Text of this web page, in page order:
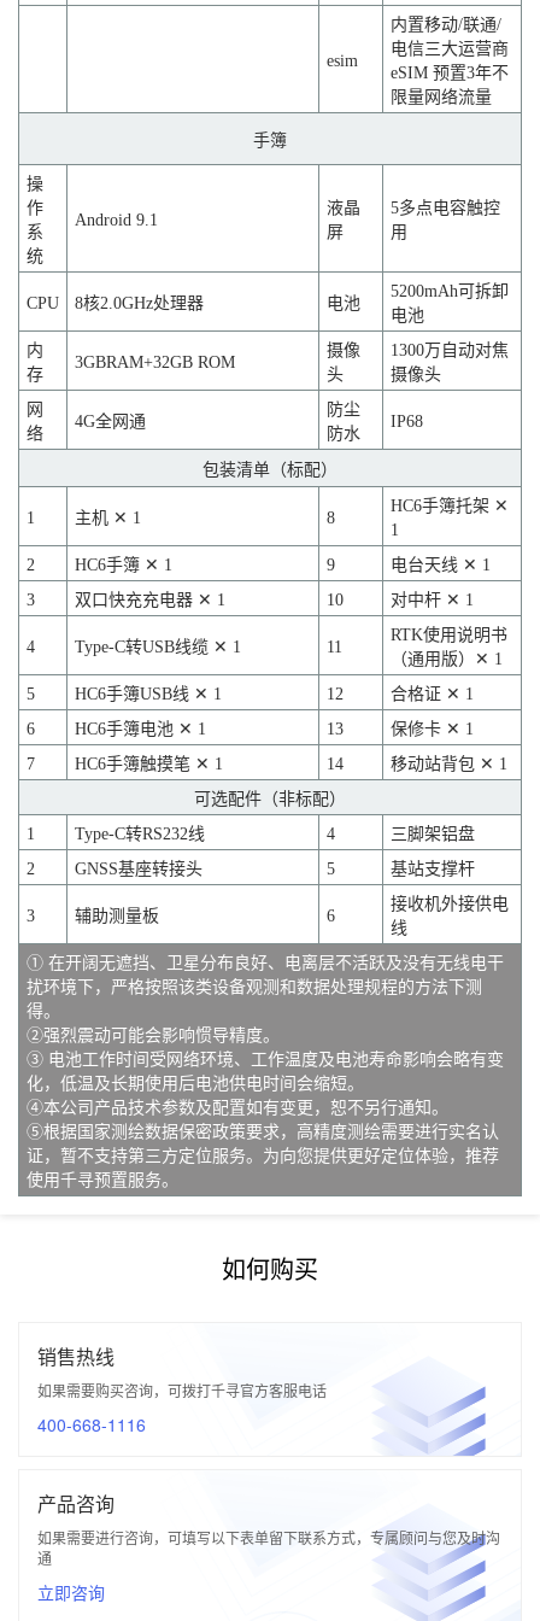
esim
内置移动/联通/
电信三大运营商
eSIM 预置3年不
限量网络流量
手簿
操
作
系
统
Android 9.1
液晶
屏
5多点电容触控
用
CPU 8核2.0GHz处理器 电池
5200mAh可拆卸
电池
内
存
3GBRAM+32GB ROM
摄像
头
1300万自动对焦
摄像头
网
络
4G全网通
防尘
防水
IP68
包装清单（标配）
1 主机 ✕ 1 8
HC6手簿托架 ✕
1
2
HC6手簿 ✕ 1 9
电台天线 ✕ 1
3
双口快充充电器 ✕ 1 10 对中杆 ✕ 1
4 Type-C转USB线缆 ✕ 1 11
RTK使用说明书
（通用版）✕ 1
5
HC6手簿USB线 ✕ 1 12
合格证 ✕ 1
6
HC6手簿电池 ✕ 1 13
保修卡 ✕ 1
7
HC6手簿触摸笔 ✕ 1 14
移动站背包 ✕ 1
可选配件（非标配）
1
Type-C转RS232线 4
三脚架铝盘
2
GNSS基座转接头 5 基站支撑杆
3 辅助测量板 6
接收机外接供电
线
① 在开阔无遮挡、卫星分布良好、电离层不活跃及没有无线电干
扰环境下，严格按照该类设备观测和数据处理规程的方法下测
得。
②强烈震动可能会影响惯导精度。
③ 电池工作时间受网络环境、工作温度及电池寿命影响会略有变
化，低温及长期使用后电池供电时间会缩短。
④本公司产品技术参数及配置如有变更，恕不另行通知。
⑤根据国家测绘数据保密政策要求，高精度测绘需要进行实名认
证，暂不支持第三方定位服务。为向您提供更好定位体验，推荐
使用千寻预置服务。
如何购买
销售热线
如果需要购买咨询，可拨打千寻官方客服电话
400-668-1116
产品咨询
如果需要进行咨询，可填写以下表单留下联系方式，专属顾问与您及时沟
通
立即咨询